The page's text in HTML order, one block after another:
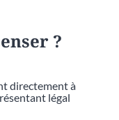
?
directement à
légal